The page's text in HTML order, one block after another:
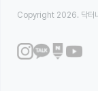
Copyright 2026. 닥터